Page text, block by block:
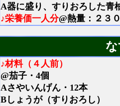
A器に盛り、すりおろした青
♪栄養価一人分@熱量：２３
♪材料（４人前）
@茄子・4個
Aさやいんげん・12本
Bしょうが（すりおろし）